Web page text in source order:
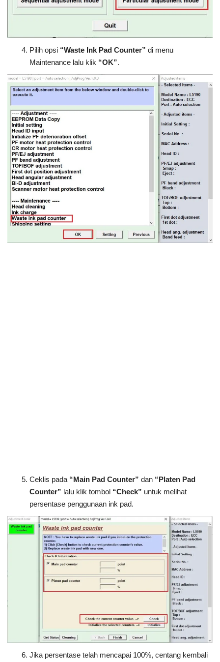
Pilih opsi “Waste Ink Pad Counter” di menu
Maintenance lalu klik “OK”.
Ceklis pada “Main Pad Counter” dan “Platen Pad
Counter” lalu klik tombol “Check” untuk melihat
persentase penggunaan ink pad.
Jika persentase telah mencapai 100%, centang kembali